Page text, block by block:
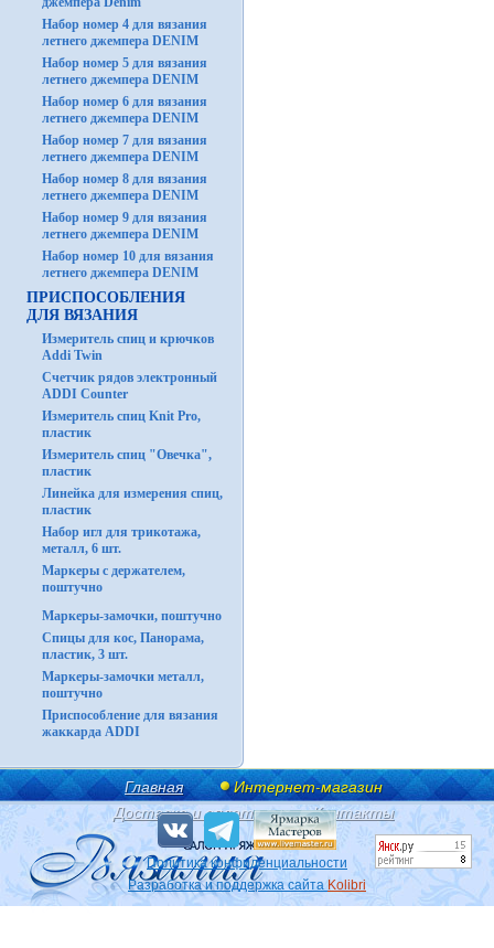
Набор номер 4 для вязания
летнего джемпера DENIM
Набор номер 5 для вязания
летнего джемпера DENIM
Набор номер 6 для вязания
летнего джемпера DENIM
Набор номер 7 для вязания
летнего джемпера DENIM
Набор номер 8 для вязания
летнего джемпера DENIM
Набор номер 9 для вязания
летнего джемпера DENIM
Набор номер 10 для вязания
летнего джемпера DENIM
ПРИСПОСОБЛЕНИЯ
ДЛЯ ВЯЗАНИЯ
Измеритель спиц и крючков
Addi Twin
Счетчик рядов электронный
ADDI Counter
Измеритель спиц Knit Pro,
пластик
Измеритель спиц "Овечка",
пластик
Линейка для измерения спиц,
пластик
Набор игл для трикотажа,
металл, 6 шт.
Маркеры с держателем,
поштучно
Маркеры-замочки, поштучно
Спицы для кос, Панорама,
пластик, 3 шт.
Маркеры-замочки металл,
поштучно
Приспособление для вязания
жаккарда ADDI
Главная
Интернет-магазин
Доставка и оплата
Контакты
Политика конфиденциальности
Разработка и поддержка сайта Kolibri